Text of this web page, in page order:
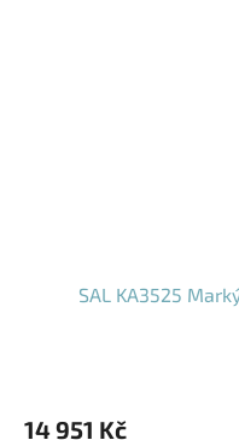
SAL KA3525
14 951 Kč